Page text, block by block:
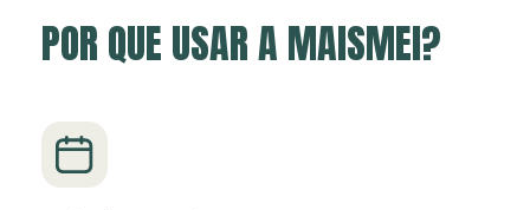
POR QUE USAR A MAISMEI?